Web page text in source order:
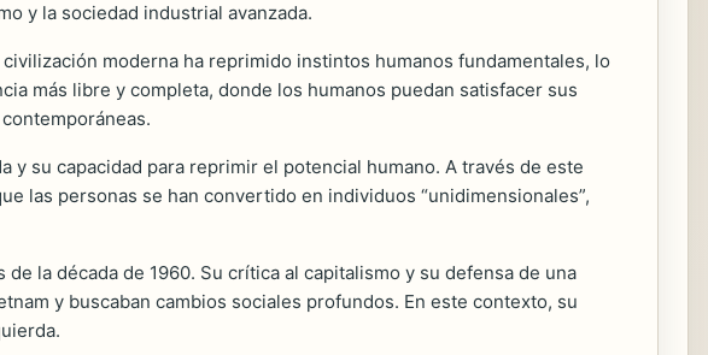
y la sociedad industrial avanzada.
moderna ha reprimido instintos humanos fundamentales, lo
más libre y completa, donde los humanos puedan satisfacer sus
y su capacidad para reprimir el potencial humano. A través de este
las personas se han convertido en individuos “unidimensionales”,
la década de 1960. Su crítica al capitalismo y su defensa de una
y buscaban cambios sociales profundos. En este contexto, su